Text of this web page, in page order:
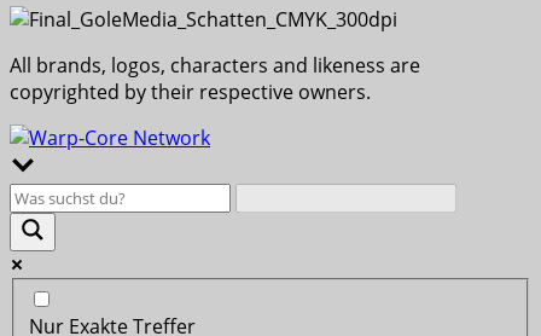
All brands, logos, characters and likeness are
copyrighted by their respective owners.
Nur Exakte Treffer